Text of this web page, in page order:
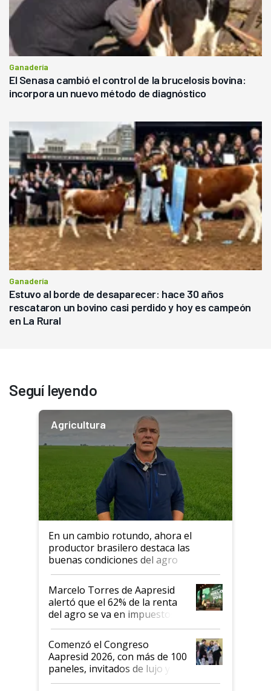
Ganadería
El Senasa cambió el control de la brucelosis bovina:
incorpora un nuevo método de diagnóstico
Ganadería
Estuvo al borde de desaparecer: hace 30 años
rescataron un bovino casi perdido y hoy es campeón
en La Rural
Seguí leyendo
Agricultura
En un cambio rotundo, ahora el
productor brasilero destaca las
buenas condiciones del agro
argentino para invertir: "Los veo
más motivados"
Marcelo Torres de Aapresid
alertó que el 62% de la renta
del agro se va en impuestos:
"No es bueno que en
Argentina se sigan discutiendo
las mismas cosas de hace 50
años"
Comenzó el Congreso
Aapresid 2026, con más de 100
paneles, invitados de lujo y
todas las tendencias